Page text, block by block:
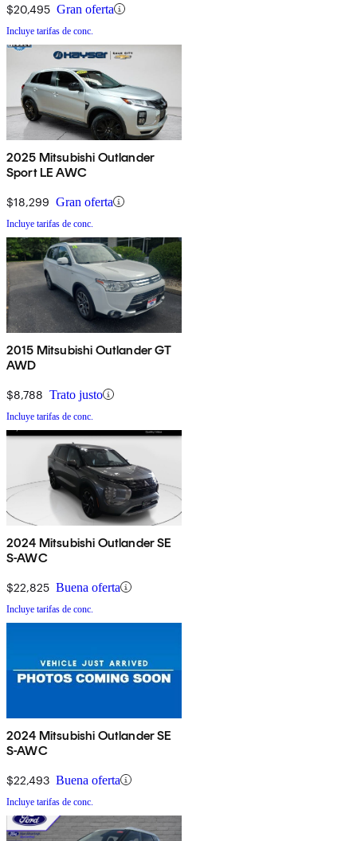
$20,495 Gran oferta
Incluye tarifas de conc.
2025 Mitsubishi Outlander
Sport LE AWC
$18,299 Gran oferta
Incluye tarifas de conc.
2015 Mitsubishi Outlander GT
AWD
$8,788 Trato justo
Incluye tarifas de conc.
2024 Mitsubishi Outlander SE
S-AWC
$22,825 Buena oferta
Incluye tarifas de conc.
2024 Mitsubishi Outlander SE
S-AWC
$22,493 Buena oferta
Incluye tarifas de conc.